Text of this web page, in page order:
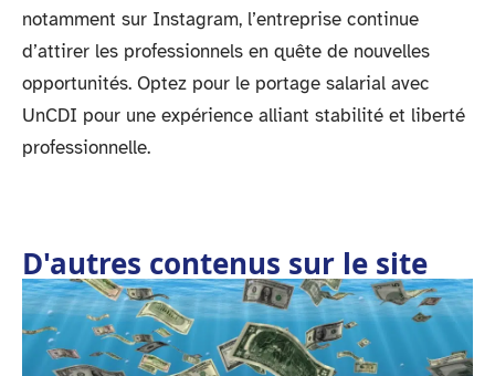
notamment sur Instagram, l’entreprise continue
d’attirer les professionnels en quête de nouvelles
opportunités. Optez pour le portage salarial avec
UnCDI pour une expérience alliant stabilité et liberté
professionnelle.
D'autres contenus sur le site